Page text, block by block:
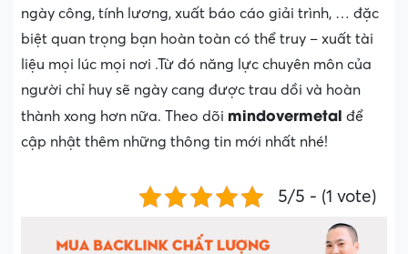
ngày công, tính lương, xuất báo cáo giải trình, … đặc
biệt quan trọng bạn hoàn toàn có thể truy – xuất tài
liệu mọi lúc mọi nơi .Từ đó năng lực chuyên môn của
người chỉ huy sẽ ngày cang được trau dồi và hoàn
thành xong hơn nữa. Theo dõi mindovermetal để
cập nhật thêm những thông tin mới nhất nhé!
5/5 - (1 vote)